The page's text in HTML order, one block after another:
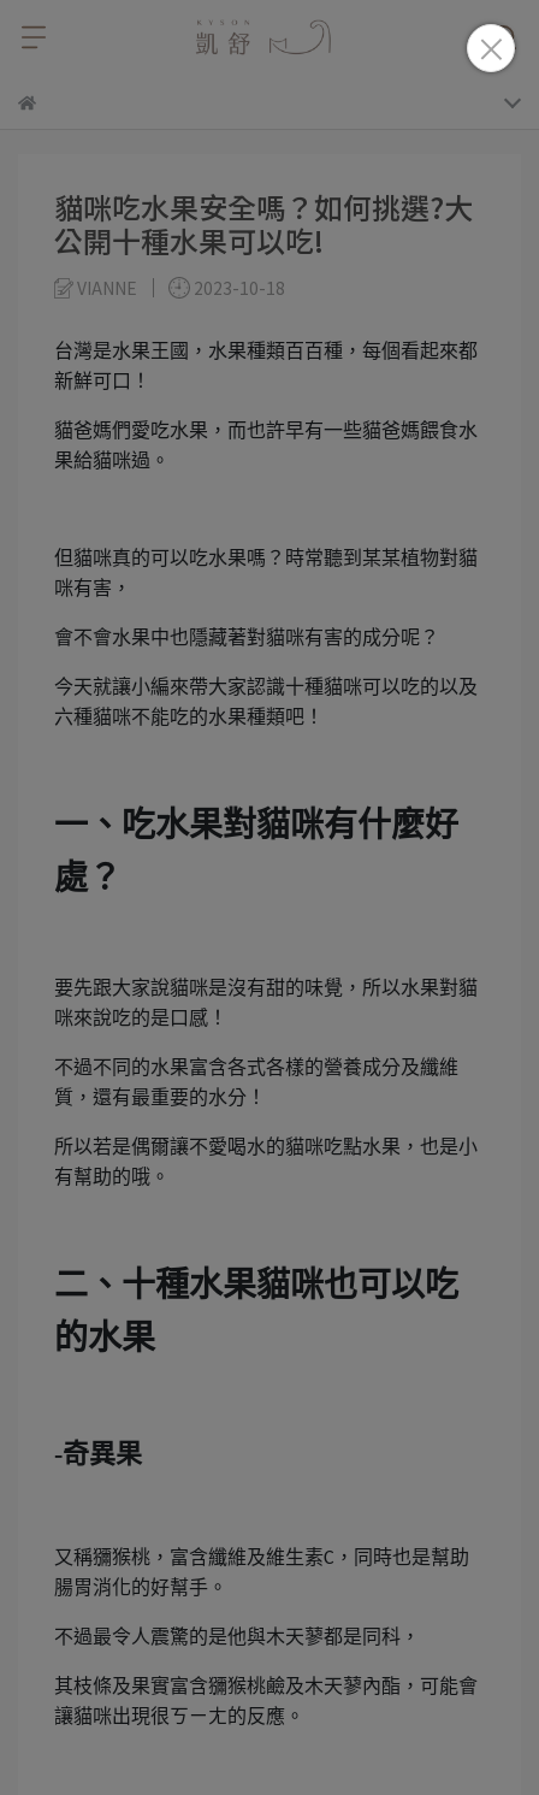
貓咪吃水果安全嗎？如何挑選?大
公開十種水果可以吃!
VIANNE 2023-10-18
台灣是水果王國，水果種類百百種，每個看起來都
新鮮可口！
貓爸媽們愛吃水果，而也許早有一些貓爸媽餵食水
果給貓咪過。
但貓咪真的可以吃水果嗎？時常聽到某某植物對貓
咪有害，
會不會水果中也隱藏著對貓咪有害的成分呢？
今天就讓小編來帶大家認識十種貓咪可以吃的以及
六種貓咪不能吃的水果種類吧！
一、吃水果對貓咪有什麼好
處？
要先跟大家說貓咪是沒有甜的味覺，所以水果對貓
咪來說吃的是口感！
不過不同的水果富含各式各樣的營養成分及纖維
質，還有最重要的水分！
所以若是偶爾讓不愛喝水的貓咪吃點水果，也是小
有幫助的哦。
二、十種水果貓咪也可以吃
的水果
-奇異果
又稱獼猴桃，富含纖維及維生素C ，同時也是幫助
腸胃消化的好幫手。
不過最令人震驚的是他與木天蓼都是同科，
其枝條及果實富含獼猴桃鹼及木天蓼內酯，可能會
讓貓咪出現很ㄎㄧㄤ的反應。